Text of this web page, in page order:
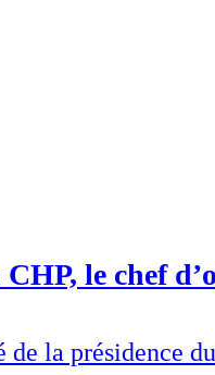
le chef
de la présidence